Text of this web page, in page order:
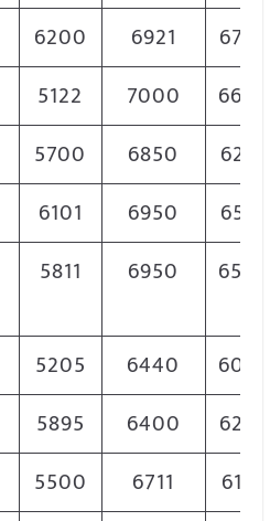
6200 6921
6754
5122 7000
6600
5700 6850
6275
6101 6950
6525
5811 6950 6500
5205 6440
6030
5895 6400
6240
5500 6711
6170